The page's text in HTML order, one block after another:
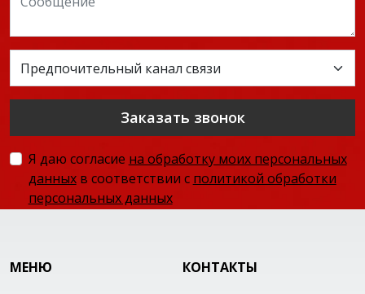
Заказать звонок
Я даю согласие на обработку моих персональных
данныхв соответствии с политикой обработки
персональных данных
МЕНЮ КОНТАКТЫ